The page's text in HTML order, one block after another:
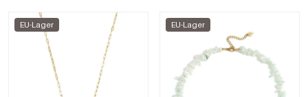
EU-Lager EU-Lager